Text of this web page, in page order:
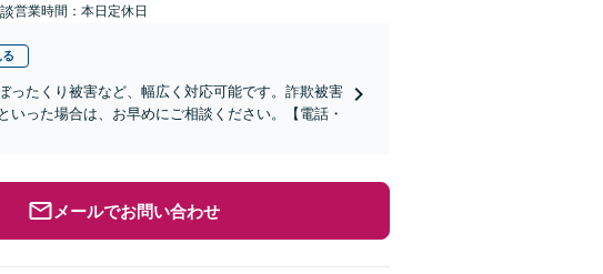
営業時間：本日定休日
ったくり被害など、幅広く対応可能です。詐欺被害
った場合は、お早めにご相談ください。【電話・
メールでお問い合わせ